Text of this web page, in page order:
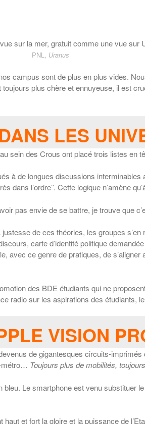
sur la mer, gratuit comme une vue sur
PNL, Uranus
campus sont de plus en plus vides.
plus chère et ennuyeuse, il est
LES
des Crous ont placé trois listes en
à de longues discussions
l’ordre’’. Cette logique n’amène
pas envie de se battre, je trouve que
de ces théories, les groupes
carte d’identité politique
avec ce genre de pratiques, de
des BDE étudiants qui ne
radio sur les aspirations des étudiants,
VISION
de gigantesques circuits-imprimés
métro… Toujours plus de mobilités,
Le smartphone est venu substituer
et fort la gloire et la puissance de